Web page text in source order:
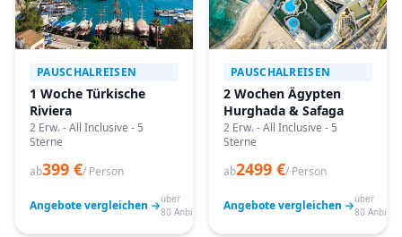
PAUSCHALREISEN
1 Woche Türkische
Riviera
2 Erw. - All Inclusive - 5
Sterne
ab399 €/ Person
Angebote vergleichen →über
80 Anbieter
PAUSCHALREISEN
2 Wochen Ägypten
Hurghada & Safaga
2 Erw. - All Inclusive - 5
Sterne
ab2499 €/ Person
Angebote vergleichen →über
80